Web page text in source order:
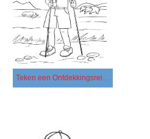
Teken een Ontdekkingsreiziger afdrukbaar